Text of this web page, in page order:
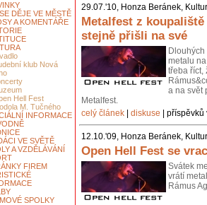
DĚJE VE MĚSTĚ
A KOMENTÁŘE
klub Nová
Hell Fest
M. Tučného
INFORMACE
VE SVĚTĚ
A VZDĚLÁVÁNÍ
FIREM
SPOLKY
29.07.'10, Honza Beránek,
Metalfest z
stejně přišli na své
metalu
třeba říct,
a na svět
Metalfest.
celý článek
diskuse |
12.10.'09, Honza Beránek,
Open Hell Fest se
Svátek
vrátí
Rámus